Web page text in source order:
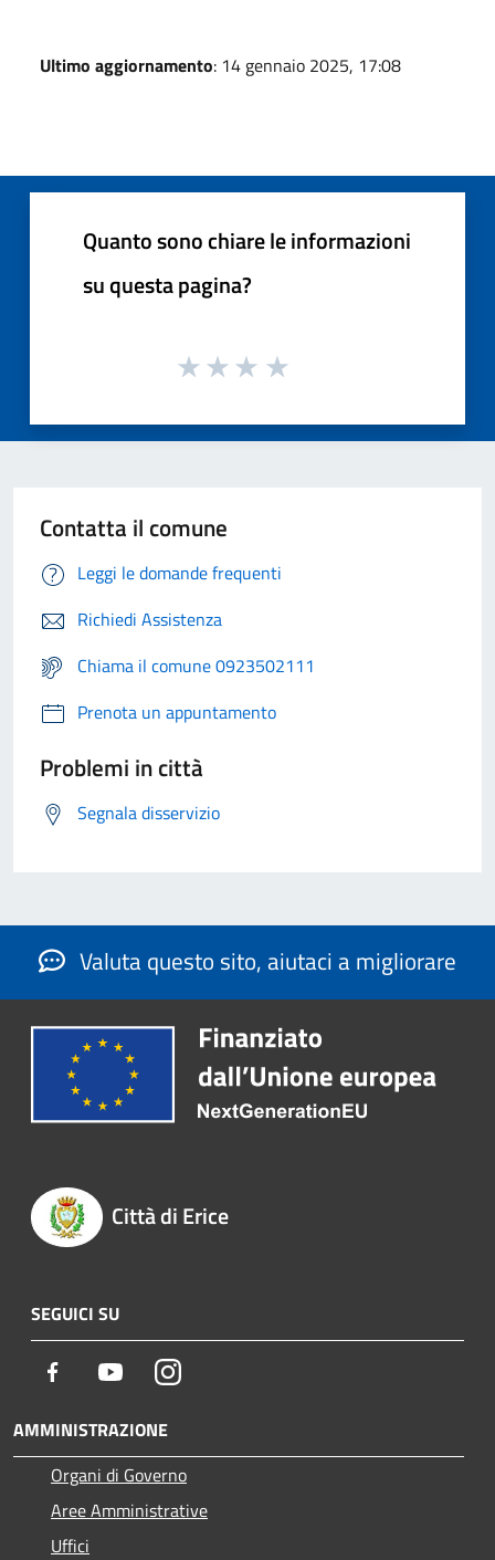
Ultimo aggiornamento: 14 gennaio 2025, 17:08
Quanto sono chiare le informazioni
su questa pagina?
Contatta il comune
Leggi le domande frequenti
Richiedi Assistenza
Chiama il comune 0923502111
Prenota un appuntamento
Problemi in città
Segnala disservizio
Valuta questo sito, aiutaci a migliorare
Città di Erice
SEGUICI SU
Facebook YoutubeInstagram
AMMINISTRAZIONE
Organi di Governo
Aree Amministrative
Uffici